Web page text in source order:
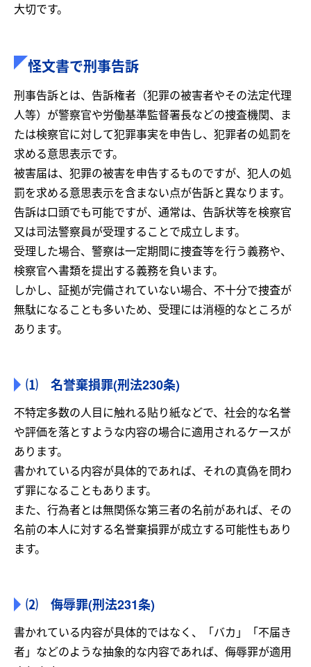
大切です。
怪文書で刑事告訴
刑事告訴とは、告訴権者（犯罪の被害者やその法定代理
人等）が警察官や労働基準監督署長などの捜査機関、ま
たは検察官に対して犯罪事実を申告し、犯罪者の処罰を
求める意思表示です。
被害届は、犯罪の被害を申告するものですが、犯人の処
罰を求める意思表示を含まない点が告訴と異なります。
告訴は口頭でも可能ですが、通常は、告訴状等を検察官
又は司法警察員が受理することで成立します。
受理した場合、警察は一定期間に捜査等を行う義務や、
検察官へ書類を提出する義務を負います。
しかし、証拠が完備されていない場合、不十分で捜査が
無駄になることも多いため、受理には消極的なところが
あります。
⑴ 名誉棄損罪(刑法230条)
不特定多数の人目に触れる貼り紙などで、社会的な名誉
や評価を落とすような内容の場合に適用されるケースが
あります。
書かれている内容が具体的であれば、それの真偽を問わ
ず罪になることもあります。
また、行為者とは無関係な第三者の名前があれば、その
名前の本人に対する名誉棄損罪が成立する可能性もあり
ます。
⑵ 侮辱罪(刑法231条)
書かれている内容が具体的ではなく、「バカ」「不届き
者」などのような抽象的な内容であれば、侮辱罪が適用